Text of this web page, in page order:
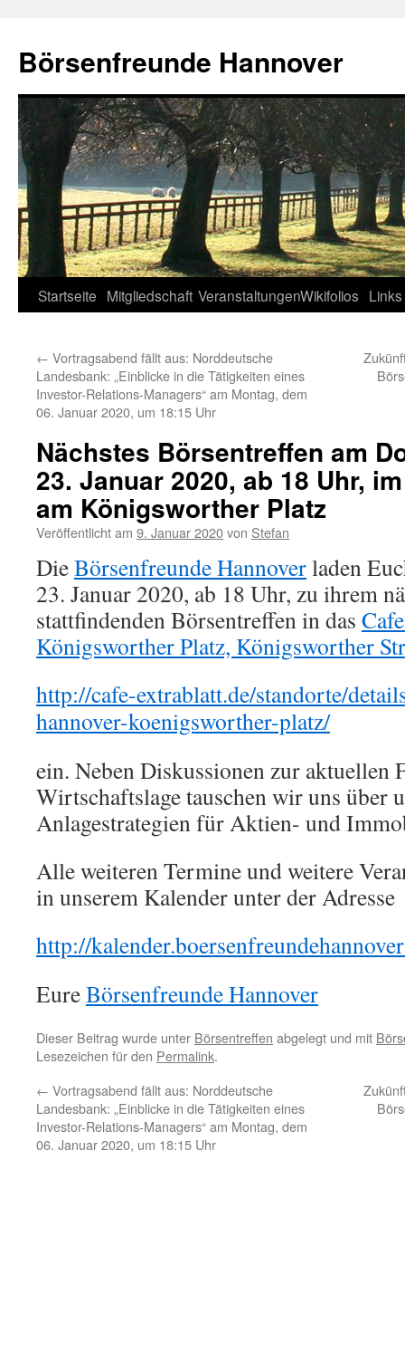
springen
Börsenfreunde Hannover
Startseite Mitgliedschaft VeranstaltungenWikifolios Links
← Vortragsabend fällt aus: Norddeutsche
Landesbank: „Einblicke in die Tätigkeiten eines
Investor-Relations-Managers“ am Montag, dem
06. Januar 2020, um 18:15 Uhr
Nächstes Börsentreffen am
23. Januar 2020, ab 18 Uhr,
am Königsworther Platz
Veröffentlicht am 9. Januar 2020von Stefan
DieBörsenfreunde Hannoverladen
23. Januar 2020, ab 18 Uhr, zu ihrem
stattfindenden Börsentreffen in das
Königsworther Platz, Königsworther
http://cafe-extrablatt.de/standorte/
hannover-koenigsworther-platz/
ein. Neben Diskussionen zur aktuellen
Wirtschaftslage tauschen wir uns über
Anlagestrategien für Aktien- und
Alle weiteren Termine und weitere
in unserem Kalender unter der Adresse
http://
EureBörsenfreunde Hannover
Dieser Beitrag wurde unter Börsentreffen abgelegt und mit
Lesezeichen für den Permalink.
← Vortragsabend fällt aus: Norddeutsche
Landesbank: „Einblicke in die Tätigkeiten eines
Investor-Relations-Managers“ am Montag, dem
06. Januar 2020, um 18:15 Uhr